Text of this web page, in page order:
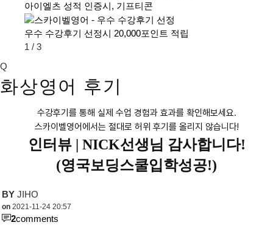
아이엘츠 성적 인증시, 기프티콘
우수 수강후기 선정시 20,000포인트 적립
1 / 3
Q
화상영어 후기
수강후기를 통해 실제 수업 경험과 효과를 확인해보세요.
스카이벨영어에서는 절대로 허위 후기를 올리지 않습니다!
인터뷰 | NICK선생님 감사합니다!
(영국보딩스쿨입학성공!)
BY JIHO
on 2021-11-24 20:57
2comments